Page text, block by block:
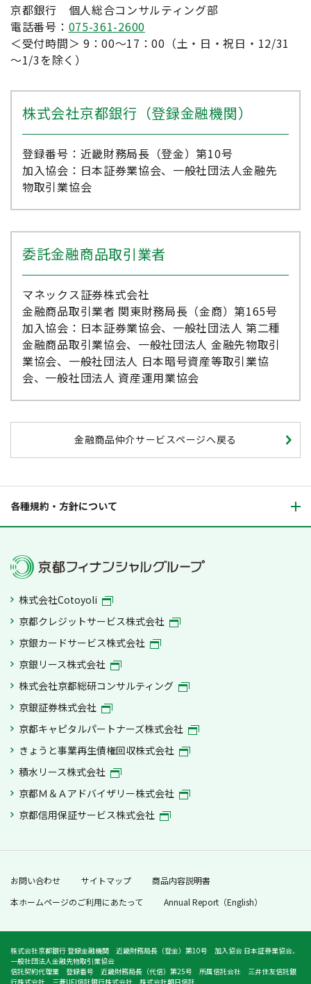
ス証券のホームページにてご確認ください。
マネックス証券ホームページに掲載の「契約
締結前交付書面」「上場有価証券等書面」
「目論見書補完書面」「目論見書」「リス
ク・手数料などの重要事項」等を必ずお読み
いただき、投資判断はご自身でされるようお
願い申しあげます。
仲介において、京都銀行はマネックス証券へ
の証券総合取引口座開設のお申し込みおよび
マネックス証券との証券取引に関する勧誘を
行います。
証券の証券口座の開設が必要です（仲介の口
座開設をお申し込みいただくと、お取引口座
はマネックス証券に開設されます）。
証券総合取引口座開設後の株式売買等のお取
引については、すべてお客さまとマネックス
証券とのお取引になります。
京都銀行にはマネックス証券とお客さまとの
契約の締結権はありません。
京都銀行で金融商品仲介の取引をされるかど
金・融資等）に影響を与えることはありませ
ん。また、京都銀行での取引内容（預金・融
京都銀行が登録金融機関としてご案内する金
ものであり、京都銀行が提供するものではあ
りません。
ご購入いただいた有価証券等はマネックス証
券に開設された口座でお預かりのうえ、マネ
ックス証券の資産とは分別して保管されます
ので、マネックス証券が破たんした際にもマ
ネックス証券の整理・処分等に流用されるこ
とはなく、原則として全額保全されます。万
一、一部不足額が生じた場合等全額の返還が
できないケースが発生した場合でも、投資者
保護基金により、おひとりあたり1,000万円
まで補償されます。
原則として、成年に達したお客さまを対象と
口座開設および取引は受け付けしておりませ
ん。
件等は変更される場合がありますので、最新
の情報については必ずマネックス証券のホー
京都銀行 個人総合コンサルティング部
電話番号： 075-361-2600
＜受付時間＞ 9：00～17：00（土・日・祝日・12/31
～1/3を除く）
株式会社京都銀行（登録金融機関）
登録番号：近畿財務局長（登金）第10号
加入協会：日本証券業協会、一般社団法人金融先
物取引業協会
委託金融商品取引業者
マネックス証券株式会社
金融商品取引業者 関東財務局長（金商）第165号
加入協会：日本証券業協会、一般社団法人 第二種
金融商品取引業協会、一般社団法人 金融先物取引
業協会、一般社団法人 日本暗号資産等取引業協
会、一般社団法人 資産運用業協会
金融商品仲介サービスページへ戻る
各種規約・方針について
株式会社Cotoyoli
京都クレジットサービス株式会社
京銀カードサービス株式会社
京銀リース株式会社
株式会社京都総研コンサルティング
京銀証券株式会社
京都キャピタルパートナーズ株式会社
きょうと事業再生債権回収株式会社
積水リース株式会社
京都Ｍ＆Ａアドバイザリー株式会社
京都信用保証サービス株式会社
お問い合わせ サイトマップ
商品内容説明書
本ホームページのご利用にあたって
Annual Report（English）
株式会社京都銀行 登録金融機関 近畿財務局長（登金）第10号 加入協会 日本証券業協会、
一般社団法人金融先物取引業協会
信託契約代理業 登録番号 近畿財務局長（代信）第25号 所属信託会社 三井住友信託銀
行株式会社 三菱UFJ信託銀行株式会社 株式会社朝日信託